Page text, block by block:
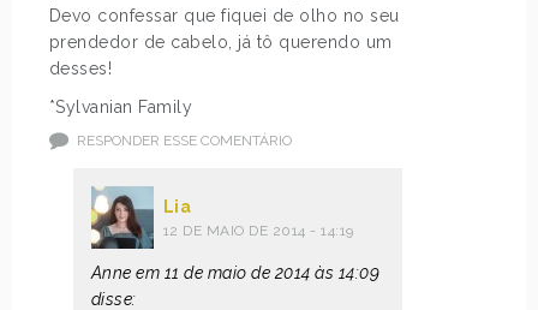
Devo confessar que fiquei de olho no seu
prendedor de cabelo, já tô querendo um
desses!
*Sylvanian Family
RESPONDER ESSE COMENTÁRIO
Lia
12 DE MAIO DE 2014 - 14:19
Anne em 11 de maio de 2014 às 14:09
disse: